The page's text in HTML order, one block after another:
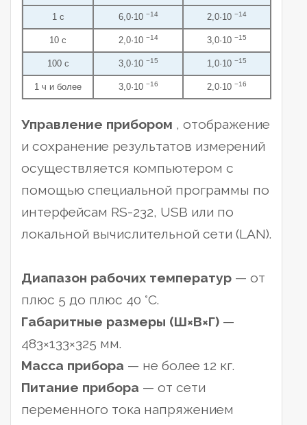
1 с 6,0·10 −14 2,0·10 −14
10 с 2,0·10 −14 3,0·10 −15
100 с 3,0·10 −15 1,0·10 −15
1 ч и более 3,0·10 −16 2,0·10 −16
Управление прибором , отображение
и сохранение результатов измерений
осуществляется компьютером с
помощью специальной программы по
интерфейсам RS-232, USB или по
локальной вычислительной сети (LAN).
Диапазон рабочих температур — от
плюс 5 до плюс 40 °С.
Габаритные размеры (Ш×В×Г) —
483×133×325 мм.
Масса прибора — не более 12 кг.
Питание прибора — от сети
переменного тока напряжением